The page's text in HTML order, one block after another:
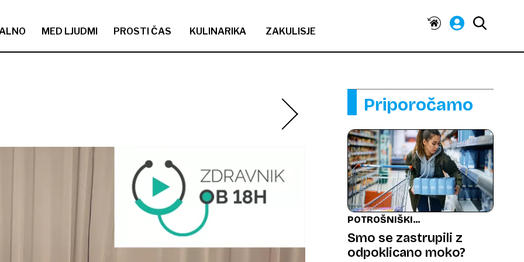
MED LJUDMI PROSTI ČAS KULINARIKA ZAKULISJE
Priporočamo
POTROŠNIŠKI
KOTIČEK
Smo se zastrupili z
odpoklicano moko?